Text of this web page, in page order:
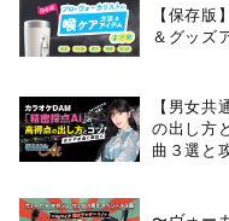
【保存
＆グッズ
【男女
の出し方
曲３選と